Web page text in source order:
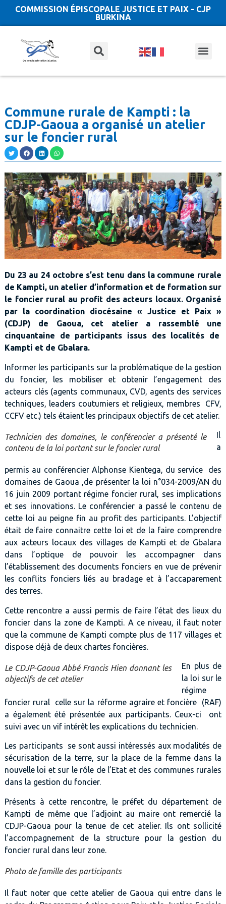
COMMISSION ÉPISCOPALE JUSTICE ET PAIX - CJP
BURKINA
Commune rurale de Kampti : la
CDJP-Gaoua a organisé un atelier
sur le foncier rural
Du 23 au 24 octobre s’est tenu dans la commune rurale
de Kampti, un atelier d’information et de formation sur
le foncier rural au profit des acteurs locaux. Organisé
par la coordination diocésaine « Justice et Paix »
(CDJP) de Gaoua, cet atelier a rassemblé une
cinquantaine de participants issus des localités de
Kampti et de Gbalara.
Informer les participants sur la problématique de la gestion
du foncier, les mobiliser et obtenir l’engagement des
acteurs clés (agents communaux, CVD, agents des services
techniques, leaders coutumiers et religieux, membres CFV,
CCFV etc.) tels étaient les principaux objectifs de cet atelier.
Technicien des domaines, le conférencier a présenté le
contenu de la loi portant sur le foncier rural
Il
a
permis au conférencier Alphonse Kientega, du service des
domaines de Gaoua ,de présenter la loi n°034-2009/AN du
16 juin 2009 portant régime foncier rural, ses implications
et ses innovations. Le conférencier a passé le contenu de
cette loi au peigne fin au profit des participants. L’objectif
était de faire connaitre cette loi et de la faire comprendre
aux acteurs locaux des villages de Kampti et de Gbalara
dans l’optique de pouvoir les accompagner dans
l’établissement des documents fonciers en vue de prévenir
les conflits fonciers liés au bradage et à l’accaparement
des terres.
Cette rencontre a aussi permis de faire l’état des lieux du
foncier dans la zone de Kampti. A ce niveau, il faut noter
que la commune de Kampti compte plus de 117 villages et
dispose déjà de deux chartes foncières.
Le CDJP-Gaoua Abbé Francis Hien donnant les
objectifs de cet atelier
En plus de
la loi sur le
régime
foncier rural celle sur la réforme agraire et foncière (RAF)
a également été présentée aux participants. Ceux-ci ont
suivi avec un vif intérêt les explications du technicien.
Les participants se sont aussi intéressés aux modalités de
sécurisation de la terre, sur la place de la femme dans la
nouvelle loi et sur le rôle de l’Etat et des communes rurales
dans la gestion du foncier.
Présents à cette rencontre, le préfet du département de
Kampti de même que l’adjoint au maire ont remercié la
CDJP-Gaoua pour la tenue de cet atelier. Ils ont sollicité
l’accompagnement de la structure pour la gestion du
foncier rural dans leur zone.
Photo de famille des participants
Il faut noter que cette atelier de Gaoua qui entre dans le